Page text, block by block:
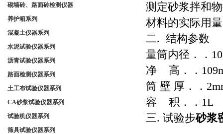
测定砂浆拌和
材料的实际用
二. 结构参数
量筒内径．．
净 高．．
筒 壁 厚．．
容 积．．1L
三. 试验步砂浆
砌墙砖、路面砖检测仪器
养护箱系列
混凝土仪器系列
水泥试验仪器系列
沥青试验仪器系列
路面检测仪器系列
土工布试验仪器系列
CA砂浆试验仪器系列
试验机仪器系列
筛具试验仪器系列